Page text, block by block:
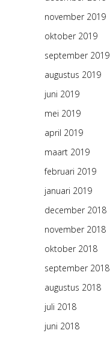
november 2019
oktober 2019
september 2019
augustus 2019
juni 2019
mei 2019
april 2019
maart 2019
februari 2019
januari 2019
december 2018
november 2018
oktober 2018
september 2018
augustus 2018
juli 2018
juni 2018